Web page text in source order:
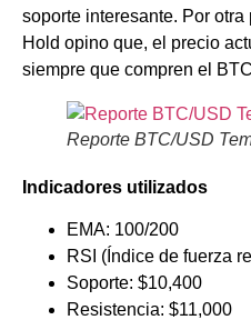
soporte interesante. Por
Hold opino que, el precio
siempre que compren el
Reporte BTC/USD
Indicadores utilizados
EMA: 100/200
RSI (Índice de fuerza
Soporte: $10,400
Resistencia: $11,000